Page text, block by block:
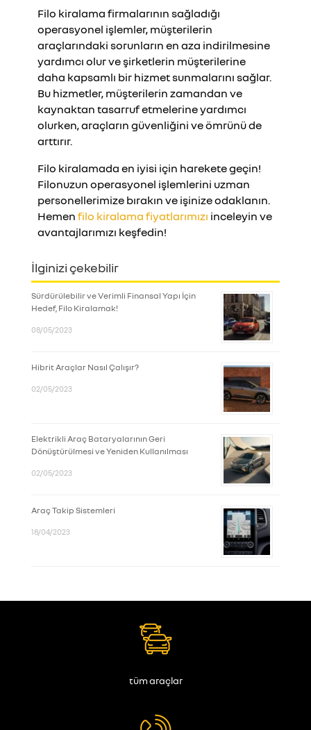
Filo kiralama firmalarının sağladığı
operasyonel işlemler, müşterilerin
araçlarındaki sorunların en aza indirilmesine
yardımcı olur ve şirketlerin müşterilerine
daha kapsamlı bir hizmet sunmalarını sağlar.
Bu hizmetler, müşterilerin zamandan ve
kaynaktan tasarruf etmelerine yardımcı
olurken, araçların güvenliğini ve ömrünü de
arttırır.
Filo kiralamada en iyisi için harekete geçin!
Filonuzun operasyonel işlemlerini uzman
personellerimize bırakın ve işinize odaklanın.
Hemen filo kiralama fiyatlarımızı inceleyin ve
avantajlarımızı keşfedin!
İlginizi çekebilir
Sürdürülebilir ve Verimli Finansal Yapı İçin
Hedef, Filo Kiralamak!
08/05/2023
Hibrit Araçlar Nasıl Çalışır?
02/05/2023
Elektrikli Araç Bataryalarının Geri
Dönüştürülmesi ve Yeniden Kullanılması
02/05/2023
Araç Takip Sistemleri
18/04/2023
tüm araçlar